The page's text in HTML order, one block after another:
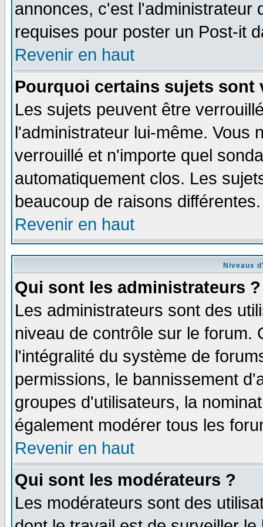
annonces, c'est l'administrateur
requises pour poster un Post-it
Revenir en haut
Pourquoi certains sujets sont
Les sujets peuvent être
l'administrateur lui-même. Vous
verrouillé et n'importe quel
automatiquement clos. Les
beaucoup de raisons différentes.
Revenir en haut
Niveaux
Qui sont les administrateurs ?
Les administrateurs sont des
niveau de contrôle sur le forum.
l'intégralité du système de
permissions, le bannissement
groupes d'utilisateurs, la
également modérer tous les
Revenir en haut
Qui sont les modérateurs ?
Les modérateurs sont des